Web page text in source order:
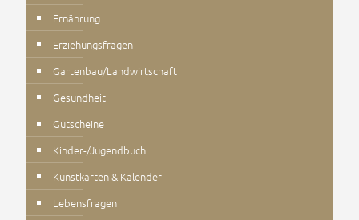
Ernährung
Erziehungsfragen
Gartenbau/Landwirtschaft
Gesundheit
Gutscheine
Kinder-/Jugendbuch
Kunstkarten & Kalender
Lebensfragen